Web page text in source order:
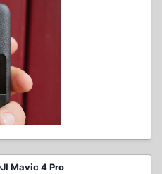
Mavic 4 Pro